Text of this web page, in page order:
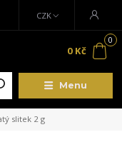
Menu
CZK
0
0 Kč
slitek 2 g